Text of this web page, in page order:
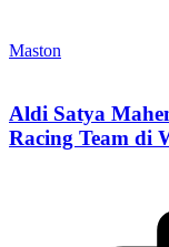
Maston
Aldi Satya
Racing Team di